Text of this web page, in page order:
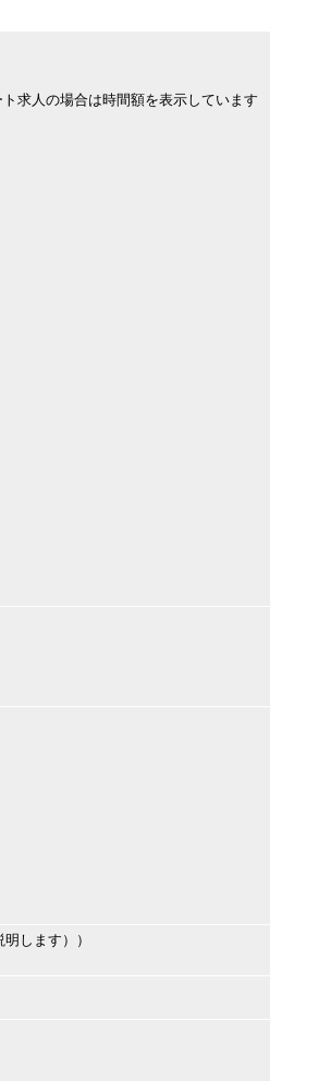
求人の場合は時間額を表示しています
します））